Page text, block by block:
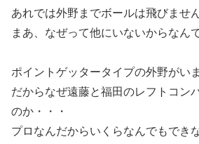
あれでは外野までボールは飛びません
まあ、なぜって他にいないからなん
ポイントゲッタータイプの外野がい
だからなぜ遠藤と福田のレフトコン
のか・・・
プロなんだからいくらなんでもでき